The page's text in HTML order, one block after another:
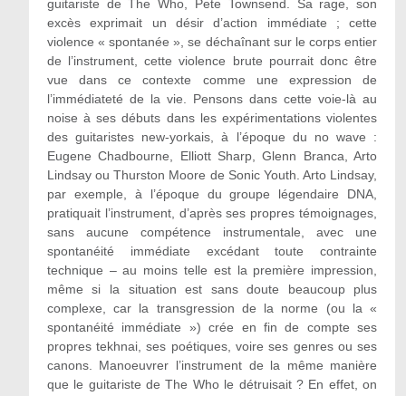
guitariste de The Who, Pete Townsend. Sa rage, son
excès exprimait un désir d’action immédiate ; cette
violence « spontanée », se déchaînant sur le corps entier
de l’instrument, cette violence brute pourrait donc être
vue dans ce contexte comme une expression de
l’immédiateté de la vie. Pensons dans cette voie-là au
noise à ses débuts dans les expérimentations violentes
des guitaristes new-yorkais, à l’époque du no wave :
Eugene Chadbourne, Elliott Sharp, Glenn Branca, Arto
Lindsay ou Thurston Moore de Sonic Youth. Arto Lindsay,
par exemple, à l’époque du groupe légendaire DNA,
pratiquait l’instrument, d’après ses propres témoignages,
sans aucune compétence instrumentale, avec une
spontanéité immédiate excédant toute contrainte
technique – au moins telle est la première impression,
même si la situation est sans doute beaucoup plus
complexe, car la transgression de la norme (ou la «
spontanéité immédiate ») crée en fin de compte ses
propres tekhnai, ses poétiques, voire ses genres ou ses
canons. Manoeuvrer l’instrument de la même manière
que le guitariste de The Who le détruisait ? En effet, on